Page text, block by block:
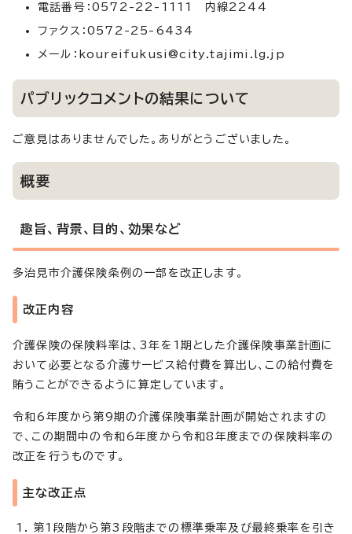
電話番号：0572-22-1111 内線2244
ファクス：0572-25-6434
メール：koureifukusi@city.tajimi.lg.jp
パブリックコメントの結果について
ご意見はありませんでした。ありがとうございました。
概要
趣旨、背景、目的、効果など
多治見市介護保険条例の一部を改正します。
改正内容
介護保険の保険料率は、3年を1期とした介護保険事業計画に
おいて必要となる介護サービス給付費を算出し、この給付費を
賄うことができるように算定しています。
令和6年度から第9期の介護保険事業計画が開始されますの
で、この期間中の令和6年度から令和8年度までの保険料率の
改正を行うものです。
主な改正点
第1段階から第3段階までの標準乗率及び最終乗率を引き